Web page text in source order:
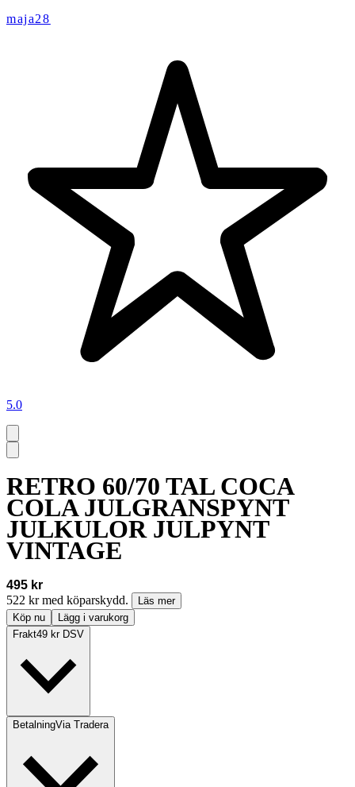
maja28
5.0
RETRO 60/70 TAL COCA
COLA JULGRANSPYNT
JULKULOR JULPYNT
VINTAGE
495 kr
522 kr med köparskydd.
Läs mer
Köp nu
Lägg i varukorg
Frakt49 kr DSV
BetalningVia Tradera